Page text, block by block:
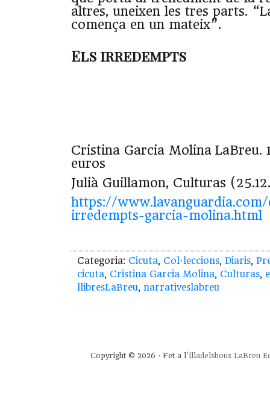
altres, uneixen les tres parts.
comença en un mateix”.
Els irredempts
Cristina Garcia Molina LaBreu.
euros
Julià Guillamon, Culturas
https://
irredempts-garcia-molina.html
Categoria: Cicuta, Col·leccions, Diaris,
cicuta, Cristina Garcia Molina, Culturas,
llibresLaBreu, narrativeslabreu
Copyright © 2026 · Fet a l'illadelsbous LaBreu